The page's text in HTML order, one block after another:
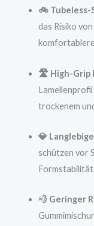
🚲 Tubeless-
das Risiko
🛣️ High-Grip
trockenem
💎
schützen vor
💨 Geringer